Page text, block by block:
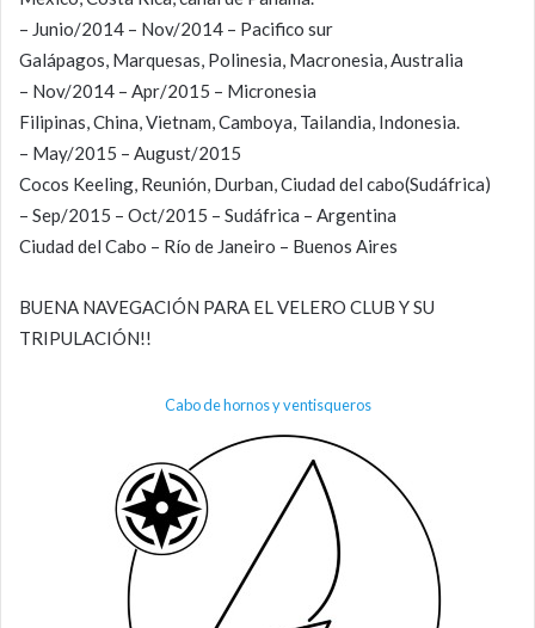
– Junio/2014 – Nov/2014 – Pacifico sur
Galápagos, Marquesas, Polinesia, Macronesia, Australia
– Nov/2014 – Apr/2015 – Micronesia
Filipinas, China, Vietnam, Camboya, Tailandia, Indonesia.
– May/2015 – August/2015
Cocos Keeling, Reunión, Durban, Ciudad del cabo(Sudáfrica)
– Sep/2015 – Oct/2015 – Sudáfrica – Argentina
Ciudad del Cabo – Río de Janeiro – Buenos Aires
BUENA NAVEGACIÓN PARA EL VELERO CLUB Y SU
TRIPULACIÓN!!
Cabo de hornos y ventisqueros